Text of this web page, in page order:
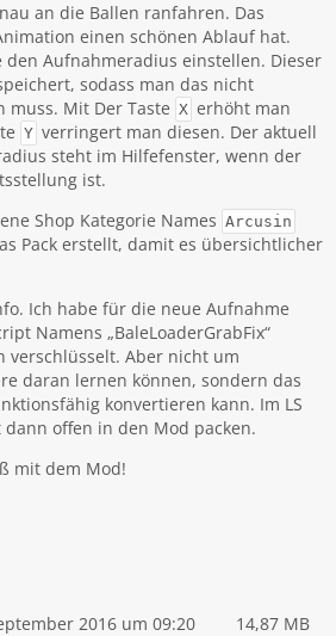
an die Ballen ranfahren. Das
einen schönen Ablauf hat.
den Aufnahmeradius einstellen. Dieser
sodass man das nicht
muss. Mit Der Taste X erhöht man
Y verringert man diesen. Der aktuell
steht im Hilfefenster, wenn der
ist.
Shop Kategorie Names Arcusin
Pack erstellt, damit es übersichtlicher
Ich habe für die neue Aufnahme
Namens „BaleLoaderGrabFix“
verschlüsselt. Aber nicht um
daran lernen können, sondern das
konvertieren kann. Im LS
offen in den Mod packen.
mit dem Mod!
2016 um 09:20
14,87 MB